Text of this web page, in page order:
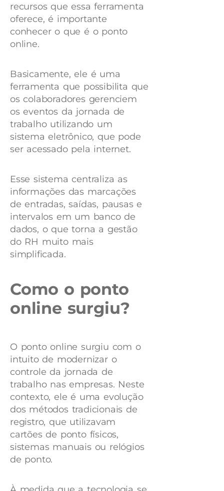
recursos que essa ferramenta
oferece, é importante
conhecer o que é o ponto
online.
Basicamente, ele é uma
ferramenta que possibilita que
os colaboradores gerenciem
os eventos da jornada de
trabalho utilizando um
sistema eletrônico, que pode
ser acessado pela internet.
Esse sistema centraliza as
informações das marcações
de entradas, saídas, pausas e
intervalos em um banco de
dados, o que torna a gestão
do RH muito mais
simplificada.
Como o ponto
online surgiu?
O ponto online surgiu com o
intuito de modernizar o
controle da jornada de
trabalho nas empresas. Neste
contexto, ele é uma evolução
dos métodos tradicionais de
registro, que utilizavam
cartões de ponto físicos,
sistemas manuais ou relógios
de ponto.